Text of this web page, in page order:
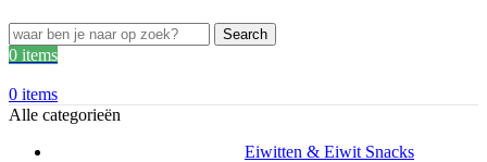
Search
0 items
0 items
Alle categorieën
Eiwitten & Eiwit Snacks